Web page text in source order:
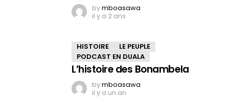
bymboasawa
il y a 2 ans
HISTOIRE
LE PEUPLE
PODCAST EN DUALA
L’histoire des Bonambela
bymboasawa
il y a un an